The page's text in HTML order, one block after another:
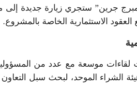
جرين” ستجري زيارة جديدة إلى
العقود الاستثمارية الخاصة بالمشروع.
موسعة مع عدد من
الشراء الموحد، لبحث سبل